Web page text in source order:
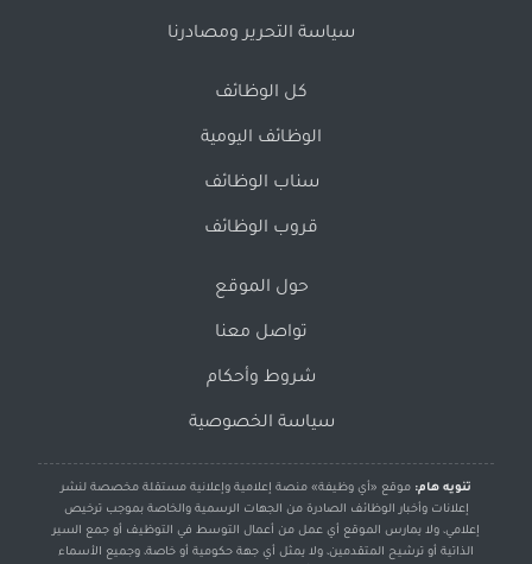
سياسة التحرير ومصادرنا
كل الوظائف
الوظائف اليومية
سناب الوظائف
قروب الوظائف
حول الموقع
تواصل معنا
شروط وأحكام
سياسة الخصوصية
تنويه هام: موقع «أي وظيفة» منصة إعلامية وإعلانية مستقلة مخصصة لنشر
إعلانات وأخبار الوظائف الصادرة من الجهات الرسمية والخاصة بموجب ترخيص
إعلامي، ولا يمارس الموقع أي عمل من أعمال التوسط في التوظيف أو جمع السير
الذاتية أو ترشيح المتقدمين، ولا يمثل أي جهة حكومية أو خاصة، وجميع الأسماء